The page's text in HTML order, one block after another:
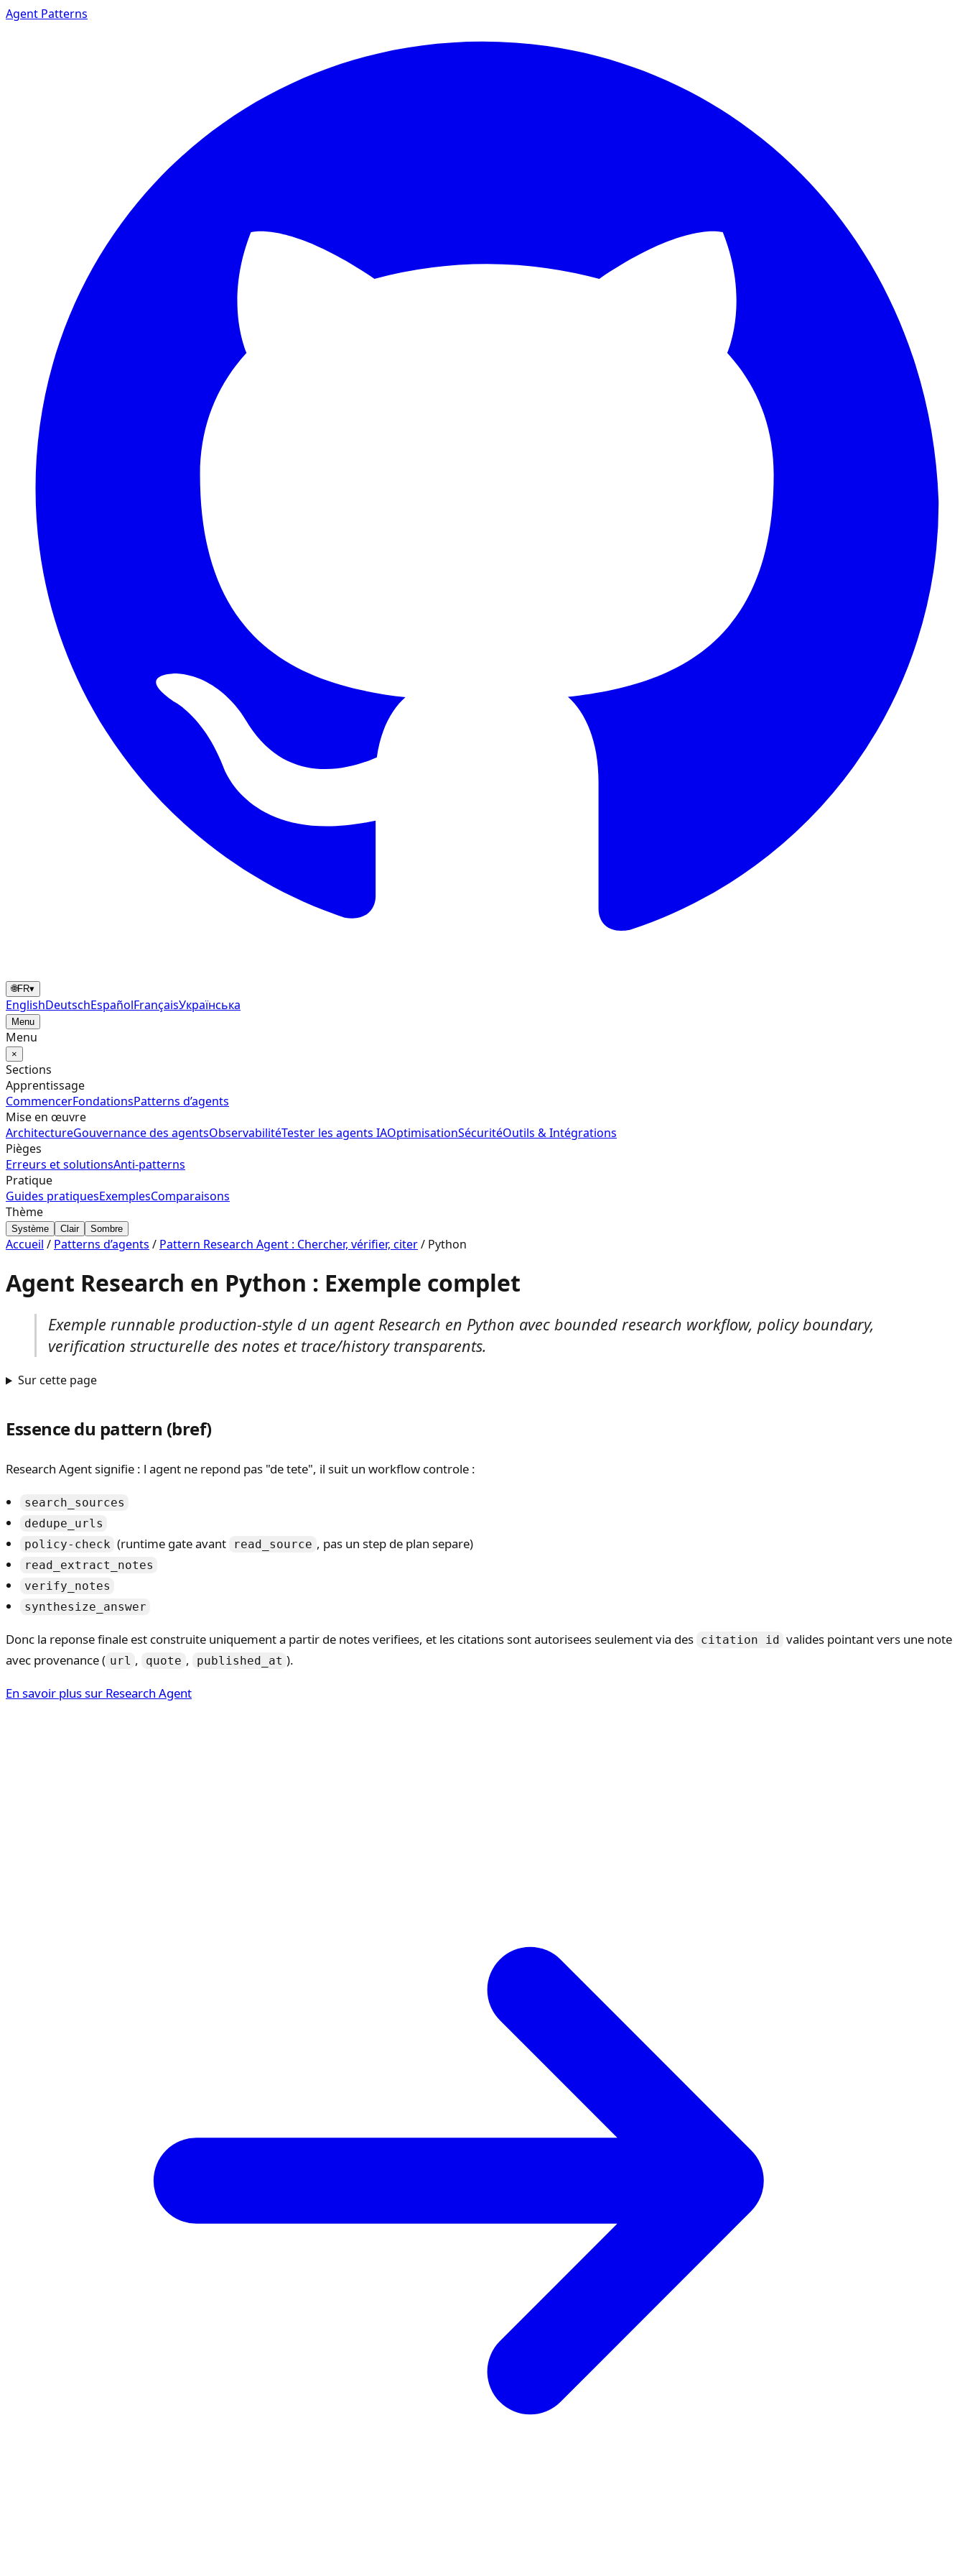
Agent Patterns
🌐FR▾
EnglishDeutschEspañolFrançaisУкраїнська
Menu
Menu
×
Sections
Apprentissage
CommencerFondationsPatterns d’agents
Mise en œuvre
ArchitectureGouvernance des agentsObservabilitéTester les agents IAOptimisationSécuritéOutils & Intégrations
Pièges
Erreurs et solutionsAnti-patterns
Pratique
Guides pratiquesExemplesComparaisons
Thème
Système Clair Sombre
Accueil / Patterns d’agents / Pattern Research Agent : Chercher, vérifier, citer/ Python
Agent Research en Python : Exemple complet
Exemple runnable production-style d un agent Research en Python avec bounded research workflow, policy boundary,
verification structurelle des notes et trace/history transparents.
Sur cette page
Essence du pattern (bref)
Research Agent signifie : l agent ne repond pas "de tete", il suit un workflow controle :
search_sources
dedupe_urls
policy-check (runtime gate avant read_source , pas un step de plan separe)
read_extract_notes
verify_notes
synthesize_answer
Donc la reponse finale est construite uniquement a partir de notes verifiees, et les citations sont autorisees seulement via des citation id valides pointant vers une note
avec provenance ( url , quote , published_at ).
En savoir plus sur Research Agent